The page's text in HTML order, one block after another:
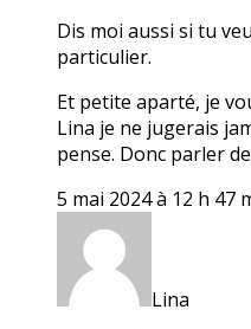
Dis moi aussi si tu
particulier.
Et petite aparté, je
Lina je ne jugerais
pense. Donc parler
5 mai 2024 à 12 h 47
Lina